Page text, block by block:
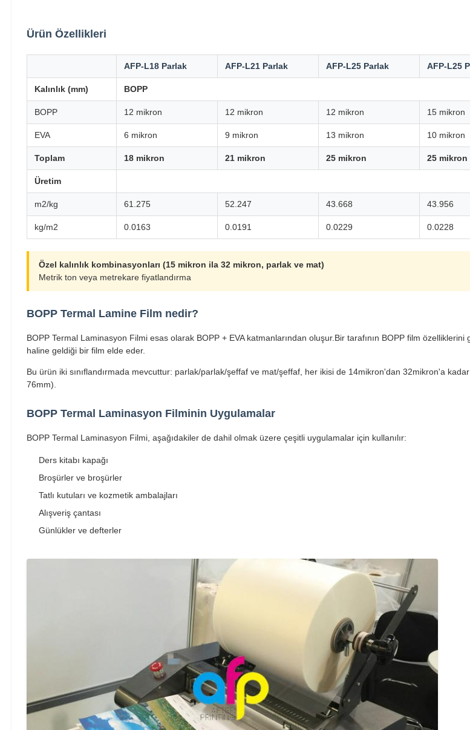
Ürün Özellikleri
AFP-L18 Parlak AFP-L21 Parlak AFP-L25 Parlak AFP-L25
Kalınlık (mm) BOPP
BOPP 12 mikron 12 mikron 12 mikron 15 mikron
EVA 6 mikron 9 mikron 13 mikron 10 mikron
Toplam 18 mikron 21 mikron 25 mikron 25 mikron
Üretim
m2/kg 61.275 52.247 43.668 43.956
kg/m2 0.0163 0.0191 0.0229 0.0228
Özel kalınlık kombinasyonları (15 mikron ila 32 mikron, parlak ve mat)
Metrik ton veya metrekare fiyatlandırma
BOPP Termal Lamine Film nedir?
BOPP Termal Laminasyon Filmi esas olarak BOPP + EVA katmanlarından oluşur.Bir tarafının BOPP film
haline geldiği bir film elde eder.
Bu ürün iki sınıflandırmada mevcuttur: parlak/parlak/şeffaf ve mat/şeffaf, her ikisi de 14mikron'dan 32mikron'a
76mm).
BOPP Termal Laminasyon Filminin Uygulamalar
BOPP Termal Laminasyon Filmi, aşağıdakiler de dahil olmak üzere çeşitli uygulamalar için kullanılır:
Ders kitabı kapağı
Broşürler ve broşürler
Tatlı kutuları ve kozmetik ambalajları
Alışveriş çantası
Günlükler ve defterler